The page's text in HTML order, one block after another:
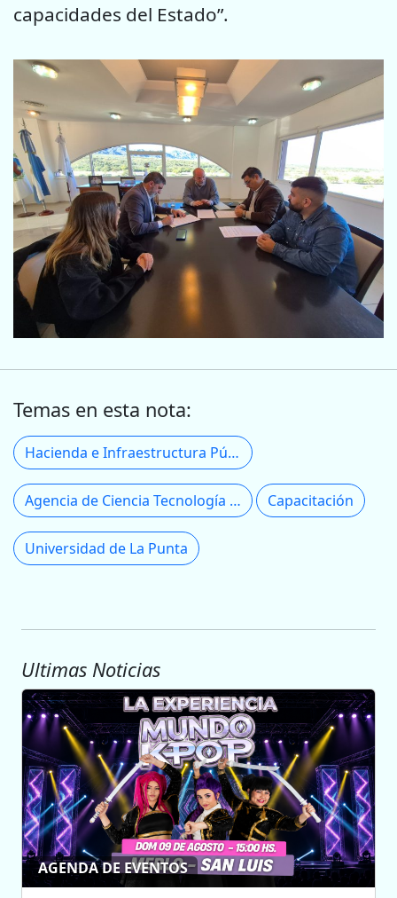
capacidades del Estado”.
Temas en esta nota:
Hacienda e Infraestructura Pública
Agencia de Ciencia Tecnología y Sociedad Capacitación
Universidad de La Punta
Ultimas Noticias
AGENDA DE EVENTOS